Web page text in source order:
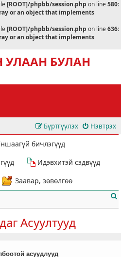
[ROOT]/phpbb/session.php on line580:
or an object that implements
[ROOT]/phpbb/session.php on line636:
or an object that implements
БУЛАН
Нэвтрэх
Бүртгүүлэх
бичлэгүүд
Идэвхитэй сэдвүүд
Заавар, зөвөлгөө
Асуултууд
асуудлууд